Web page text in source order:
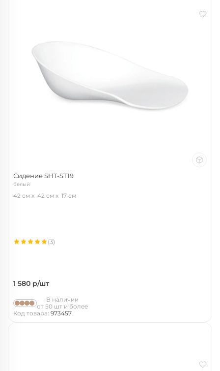
Сидение SHT-ST19
белый
42 см 42 см 17 см
1 580 р/шт
(3)
В наличии
от 50 шт и более
Код товара: 973457